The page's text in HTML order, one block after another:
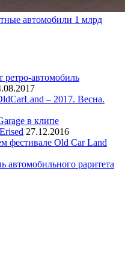
автомобили 1 млрд
ретро-автомобиль
– 2017. Весна.
в клипе
27.12.2016
фестивале Old Car Land
автомобильного раритета